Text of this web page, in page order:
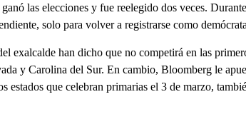
las elecciones y fue reelegido dos veces.
solo para volver a registrarse como
exalcalde han dicho que no competirá en las
y Carolina del Sur. En cambio, Bloomberg le
estados que celebran primarias el 3 de marzo,